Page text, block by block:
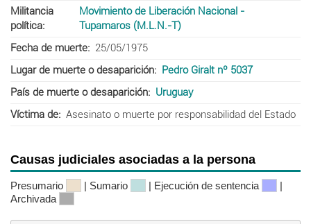
Militancia
política
Movimiento de Liberación Nacional -
Tupamaros (M.L.N.-T)
Fecha de muerte
25/05/1975
Lugar de muerte o desaparición
Pedro Giralt nº 5037
País de muerte o desaparición
Uruguay
Víctima de
Asesinato o muerte por responsabilidad del Estado
Causas judiciales asociadas a la persona
Presumario | Sumario | Ejecución de sentencia
|
Archivada